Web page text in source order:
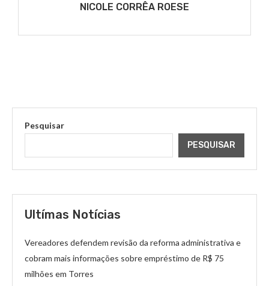
NICOLE CORRÊA ROESE
Pesquisar
PESQUISAR
Ultímas Notícias
Vereadores defendem revisão da reforma administrativa e
cobram mais informações sobre empréstimo de R$ 75
milhões em Torres